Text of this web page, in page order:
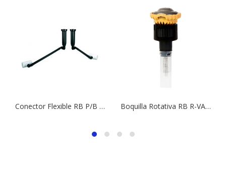
Conector Flexible RB P/B Pop Up 15 cm | 1/2″ x 1/2″ Boquilla Rotativa RB R-VAN 14 | 45º – 270º